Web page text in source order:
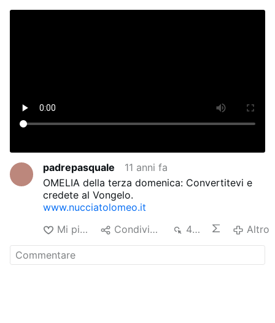
padrepasquale
11 anni fa
OMELIA della terza domenica: Convertitevi e
credete al Vongelo.
www.nucciatolomeo.it
Mi piace
Condividere 420 Altro